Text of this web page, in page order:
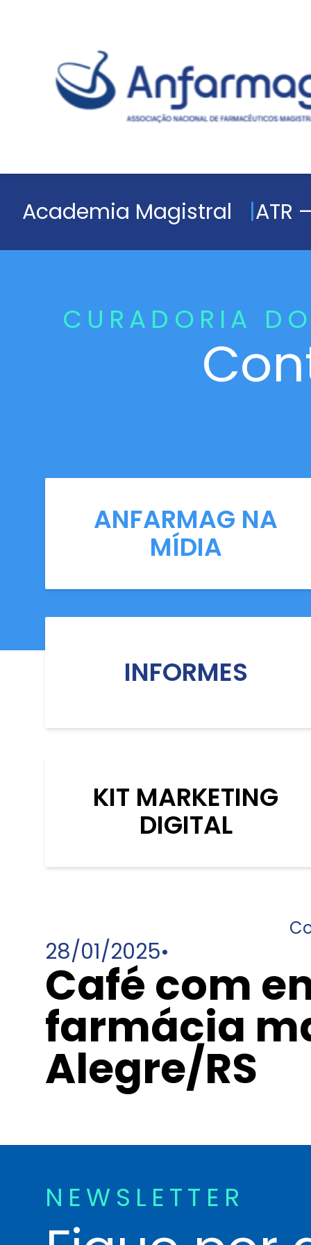
Academia Magistral ATR
CURADORIA
ANFARMAG NA
MÍDIA
INFORMES
KIT MARKETING
DIGITAL
28/01/2025•
Café com
farmácia
Alegre/RS
NEWSLETTER